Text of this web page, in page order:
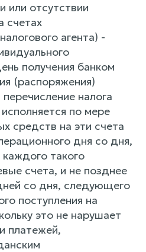
или отсутствии
счетах
агента) -
получения банком
(распоряжения)
налога
по мере
средств на эти счета
дня со дня,
такого
счета, и не позднее
со дня, следующего
поступления на
это не нарушает
платежей,